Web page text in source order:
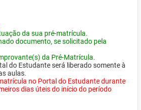
da sua pré-matrícula.
documento, se solicitado pela
da Pré-Matrícula.
do Estudante será liberado somente à
aulas.
no Portal do Estudante durante
dias úteis do início do período